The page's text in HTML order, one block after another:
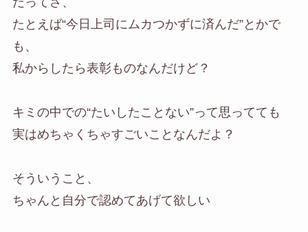
たとえば“今日上司にムカつかずに済んだ”とかで
も、
私からしたら表彰ものなんだけど？
キミの中での“たいしたことない”って思ってても
実はめちゃくちゃすごいことなんだよ？
そういうこと、
ちゃんと自分で認めてあげて欲しい